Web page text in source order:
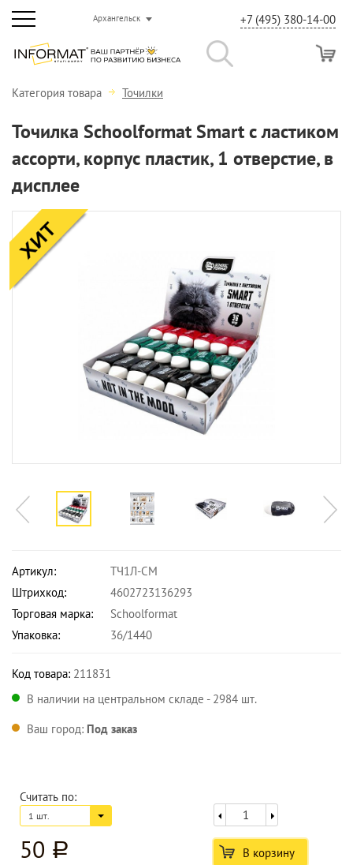
Архангельск +7 (495) 380-14-00
Категория товара Точилки
Точилка Schoolformat Smart с ластиком
ассорти, корпус пластик, 1 отверстие, в
дисплее
Артикул:
ТЧ1Л-СМ
Штрихкод:
4602723136293
Торговая марка:
Schoolformat
Упаковка:
36/1440
Код товара: 211831
В наличии на центральном складе - 2984 шт.
Ваш город: Под заказ
Считать по:
1 шт.
50 a В корзину